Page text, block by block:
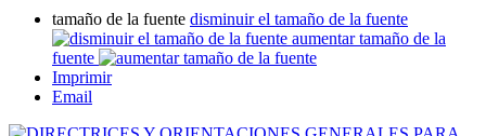
tamaño de la fuente disminuir el tamaño de la fuente
aumentar tamaño de la
fuente
Imprimir
Email